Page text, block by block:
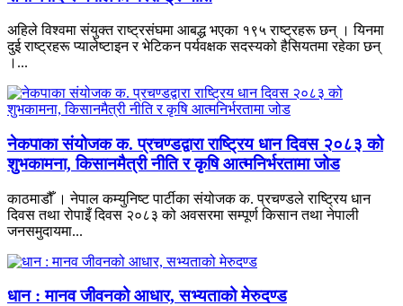
अहिले विश्वमा संयुक्त राष्ट्रसंघमा आबद्ध भएका १९५ राष्ट्रहरू छन् । यिनमा
दुई राष्ट्रहरू प्यालेष्टाइन र भेटिकन पर्यवक्षक सदस्यको हैसियतमा रहेका छन्
।...
नेकपाका संयोजक क. प्रचण्डद्वारा राष्ट्रिय धान दिवस २०८३ को
शुभकामना, किसानमैत्री नीति र कृषि आत्मनिर्भरतामा जोड
काठमाडौँ । नेपाल कम्युनिष्ट पार्टीका संयोजक क. प्रचण्डले राष्ट्रिय धान
दिवस तथा रोपाइँ दिवस २०८३ को अवसरमा सम्पूर्ण किसान तथा नेपाली
जनसमुदायमा...
धान : मानव जीवनको आधार, सभ्यताको मेरुदण्ड